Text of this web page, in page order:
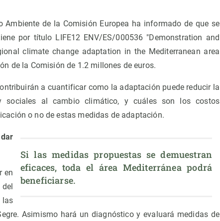
Ambiente de la Comisión Europea ha informado de que se
por título LIFE12 ENV/ES/000536 "Demonstration and
climate change adaptation in the Mediterranean area
de la Comisión de 1.2 millones de euros.
a cuantificar como la adaptación puede reducir la
sociales al cambio climático, y cuáles son los costos
o no de estas medidas de adaptación.
Si las medidas propuestas se demuestran
eficaces, toda el área Mediterránea podrá
beneficiarse.
en
las
Asimismo hará un diagnóstico y evaluará medidas de